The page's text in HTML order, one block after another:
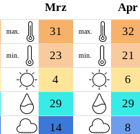
Mrz
max. 31
min.
23
4
29
14
Apr
max. 32
min.
21
6
29
8